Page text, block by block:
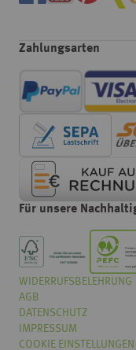
WIDERRUFSBELEHRUNG
AGB
DATENSCHUTZ
IMPRESSUM
COOKIE EINSTELLUNGEN
Zahlungsarten
Für unsere
Wie würden Sie
Wählen
Sie
eine
Option
vonÜberhaupt nicht gut